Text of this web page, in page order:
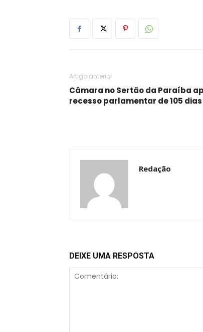
Artigo anterior
Câmara no Sertão da Paraíba
recesso parlamentar de 105 dias
Redação
DEIXE UMA RESPOSTA